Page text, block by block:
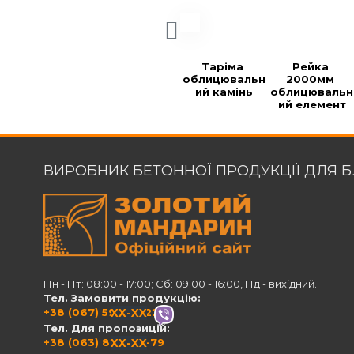
Таріма
облицювальн
ий камінь
Рейка
2000мм
облицювальн
ий елемент
ВИРОБНИК БЕТОННОЇ ПРОДУКЦІЇ ДЛЯ
Пн - Пт: 08:00 - 17:00; Сб: 09:00 - 16:00, Нд - вихідний.
Тел. Замовити продукцію:
+38 (067) 594-21-22
XX-XX
Тел. Для пропозицій:
+38 (063) 820-60-79
XX-XX